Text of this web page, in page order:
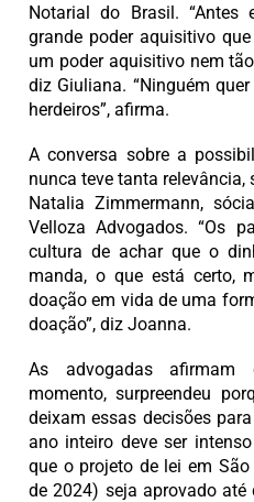
Notarial do Brasil.
grande poder aquisitivo
um poder aquisitivo nem
diz Giuliana. “Ninguém
herdeiros”, afirma.
A conversa sobre a
nunca teve tanta relevância,
Natalia Zimmermann,
Velloza Advogados. “Os
cultura de achar que o
manda, o que está certo,
doação em vida de uma
doação”, diz Joanna.
As advogadas afirmam
momento, surpreendeu
deixam essas decisões
ano inteiro deve ser
que o projeto de lei em
de 2024) seja aprovado até